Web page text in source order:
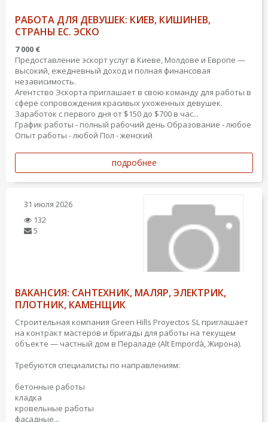
РАБОТА ДЛЯ ДЕВУШЕК: КИЕВ, КИШИНЕВ,
СТРАНЫ ЕС. ЭСКО
7 000 €
Предоставление эскорт услуг в Киеве, Молдове и Европе —
высокий, ежедневный доход и полная финансовая
независимость.
Агентство Эскорта приглашает в свою команду для работы в
сфере сопровождения красивых ухоженных девушек.
Заработок с первого дня от $150 до $700 в час...
График работы - полный рабочий день Образование - любое
Опыт работы - любой Пол - женский
подробнее
31 июля 2026
132
5
ВАКАНСИЯ: САНТЕХНИК, МАЛЯР, ЭЛЕКТРИК,
ПЛОТНИК, КАМЕНЩИК
Строительная компания Green Hills Proyectos SL приглашает
на контракт мастеров и бригады для работы на текущем
объекте — частный дом в Пераладе (Alt Empordà, Жирона).
Требуются специалисты по направлениям:
бетонные работы
кладка
кровельные работы
фасадные...